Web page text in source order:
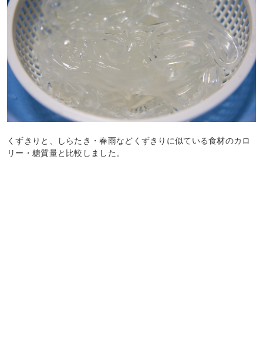
くずきりと、しらたき・春雨などくずきりに似ている食材のカロ
リー・糖質量と比較しました。